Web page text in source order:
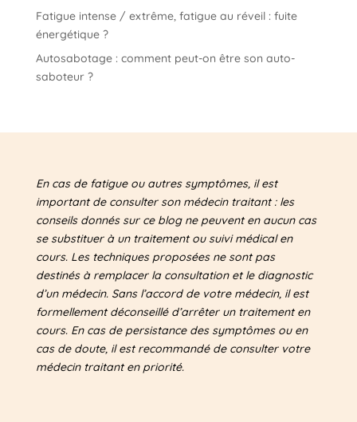
Fatigue intense / extrême, fatigue au réveil : fuite
énergétique ?
Autosabotage : comment peut-on être son auto-
saboteur ?
En cas de fatigue ou autres symptômes, il est
important de consulter son médecin traitant : les
conseils donnés sur ce blog ne peuvent en aucun cas
se substituer à un traitement ou suivi médical en
cours. Les techniques proposées ne sont pas
destinés à remplacer la consultation et le diagnostic
d’un médecin. Sans l’accord de votre médecin, il est
formellement déconseillé d’arrêter un traitement en
cours. En cas de persistance des symptômes ou en
cas de doute, il est recommandé de consulter votre
médecin traitant en priorité.